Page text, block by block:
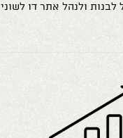
לבנות ולנהל אתר דו לשוני